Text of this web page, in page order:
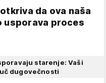
da ova naša
usporava proces
starenje: Vaši
dugovečnosti